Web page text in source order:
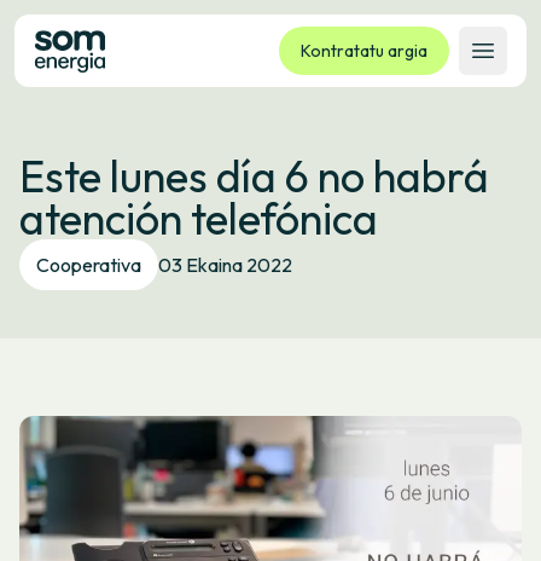
Kontratatu argia
Ireki
Tarifak
Zerbitzuak
Enpresak
Kooperatiba
Hizkuntza: ES EU
Este lunes día 6 no habrá
atención telefónica
Cooperativa 03 Ekaina 2022